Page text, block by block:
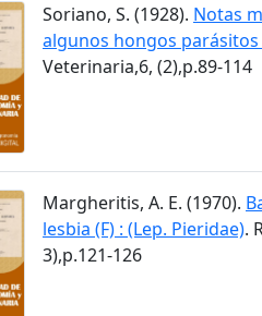
Soriano, S. (1928). Notas
algunos hongos
Veterinaria,6, (2),p.89-114
Margheritis, A. E. (1970).
lesbia (F) : (Lep. Pieridae).
3),p.121-126